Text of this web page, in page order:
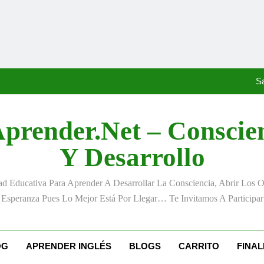
«La kinesina y la felicidad:
–
Y Desarrollo
Educativa Para Aprender A Desarrollar La Consciencia, Abrir Los
Esperanza Pues Lo Mejor Está Por Llegar… Te Invitamos A Participar
APRENDER INGLÉS BLOGS CARRITO